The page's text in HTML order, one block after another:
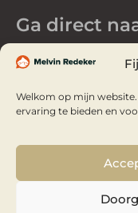
Welkom op mijn
ervaring te bieden en
Ga direct
Spreker
Gastspreker
Over Melvin
Referenties
Webinars
Boek: Ooghoogte
& Vertical Vision